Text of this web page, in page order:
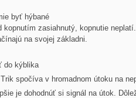
byť hýbané
kopnutím zasiahnutý, kopnutie neplatí.
na svojej základni.
do kýblika
Trik spočíva v hromadnom útoku na
je dohodnúť si signál na útok.